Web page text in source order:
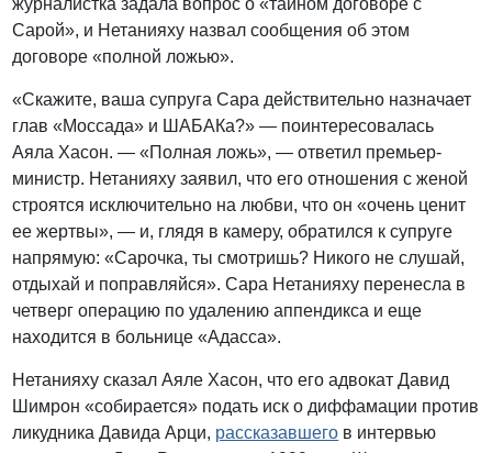
журналистка задала вопрос о «тайном договоре с
Сарой», и Нетанияху назвал сообщения об этом
договоре «полной ложью».
«Скажите, ваша супруга Сара действительно назначает
глав «Моссада» и ШАБАКа?» — поинтересовалась
Аяла Хасон. — «Полная ложь», — ответил премьер-
министр. Нетанияху заявил, что его отношения с женой
строятся исключительно на любви, что он «очень ценит
ее жертвы», — и, глядя в камеру, обратился к супруге
напрямую: «Сарочка, ты смотришь? Никого не слушай,
отдыхай и поправляйся». Сара Нетанияху перенесла в
четверг операцию по удалению аппендикса и еще
находится в больнице «Адасса».
Нетанияху сказал Аяле Хасон, что его адвокат Давид
Шимрон «собирается» подать иск о диффамации против
ликудника Давида Арци, рассказавшего в интервью